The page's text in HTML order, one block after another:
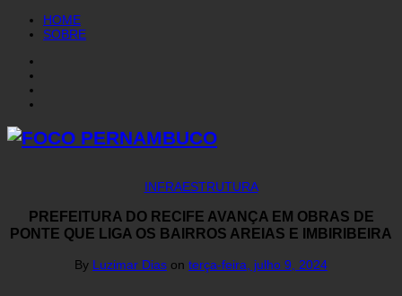
HOME
SOBRE
INFRAESTRUTURA
PREFEITURA DO RECIFE AVANÇA EM OBRAS DE
PONTE QUE LIGA OS BAIRROS AREIAS E IMBIRIBEIRA
By Luzimar Dias on terça-feira, julho 9, 2024